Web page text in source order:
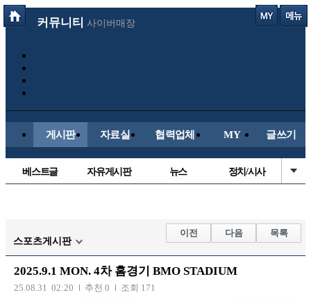
커뮤니티 사이버매장
게시판 자료실 협력업체 MY 글쓰기
베스트글 자유게시판 뉴스 정치/시사
해외축구
국내축구
스포츠게시판
이전 다음 목록
2025.9.1 MON. 4차 홈경기 BMO STADIUM
25.08.31 02:20 추천 0
조회 171